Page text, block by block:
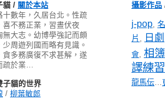
貓 / 關於本站
十數年，久居台北。性疏
喜不務正業，習晝伏夜
無大志。幼博學強記而頗
少周遊列國而略有見識。
貪多務廣復不求甚解，遂
疏於業…
貓的世界
/ 柳葉敏郎
攝影作品
j-pop,
片 , 日劇
會, 相簿
譯練習
龍馬伝…